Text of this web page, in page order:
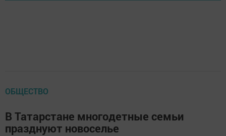
ОБЩЕСТВО
В Татарстане многодетные семьи
празднуют новоселье